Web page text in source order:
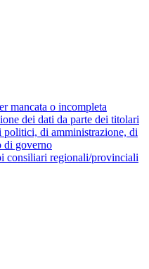
mancata o incompleta
dei dati da parte dei titolari
politici, di amministrazione, di
di governo
consiliari regionali/provinciali